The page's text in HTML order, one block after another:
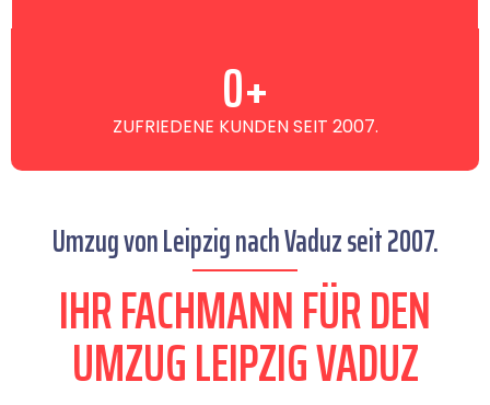
ZUFRIEDENE KUNDEN SEIT 2007.
0+
Umzug von Leipzig nach Vaduz seit 2007.
IHR FACHMANN FÜR DEN
UMZUG LEIPZIG VADUZ